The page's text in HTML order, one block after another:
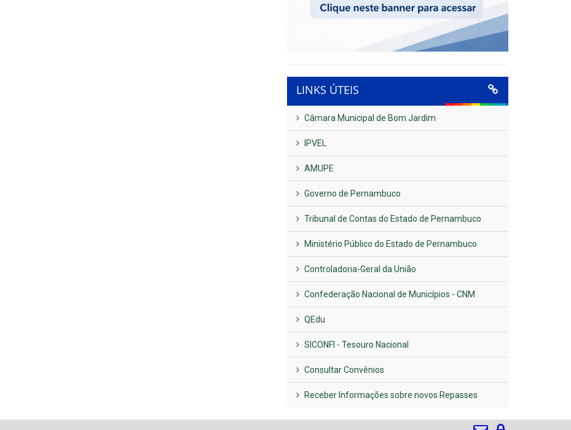
LINKS ÚTEIS
Câmara Municipal de Bom Jardim
IPVEL
AMUPE
Governo de Pernambuco
Tribunal de Contas do Estado de Pernambuco
Ministério Público do Estado de Pernambuco
Controladoria-Geral da União
Confederação Nacional de Municípios - CNM
QEdu
SICONFI - Tesouro Nacional
Consultar Convênios
Receber Informações sobre novos Repasses